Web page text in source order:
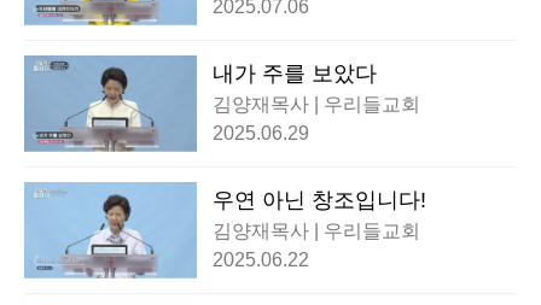
2025.07.06
내가 주를 보았다
김양재목사 | 우리들교회
2025.06.29
우연 아닌 창조입니다!
김양재목사 | 우리들교회
2025.06.22